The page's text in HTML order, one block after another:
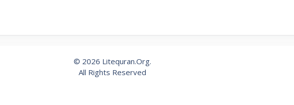
© 2026 Litequran.Org.
All Rights Reserved